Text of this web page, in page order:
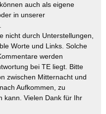
auch als eigene
in unserer
nicht durch Unterstellungen,
Worte und Links. Solche
werden
bei TE liegt. Bitte
zwischen Mitternacht und
Aufkommen, zu
kann. Vielen Dank für Ihr